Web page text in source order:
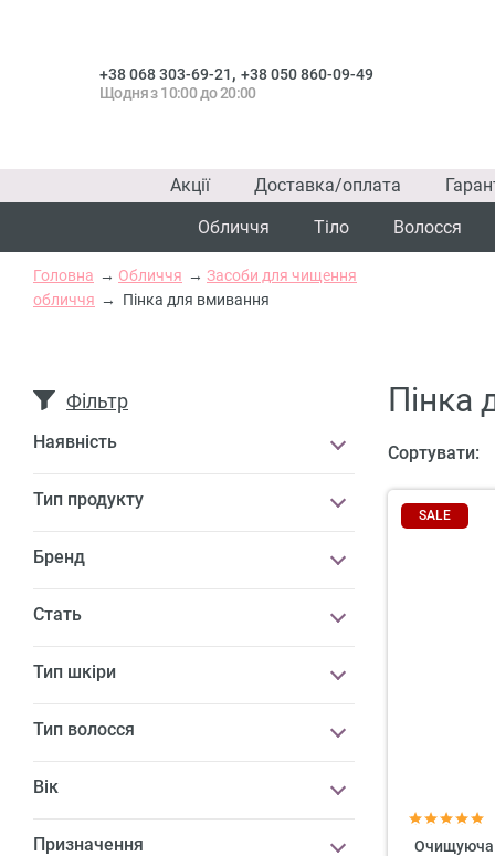
+38 068 303-69-21, +38 050 860-09-49
Щодня з 10:00 до 20:00
Акції Доставка/оплата
Обличчя
Тіло Волосся
Головна Обличчя
Засоби для чищення
обличчя
Пінка для вмивання
Фільтр
Наявність
Тип продукту
Бренд
Стать
Тип шкіри
Тип волосся
Вік
Призначення
Пінка
Сортувати:
SALE
Очищуюча